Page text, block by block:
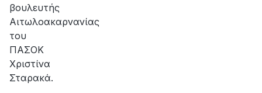
βουλευτής
Αιτωλοακαρνανίας
του
ΠΑΣΟΚ
Χριστίνα
Σταρακά.